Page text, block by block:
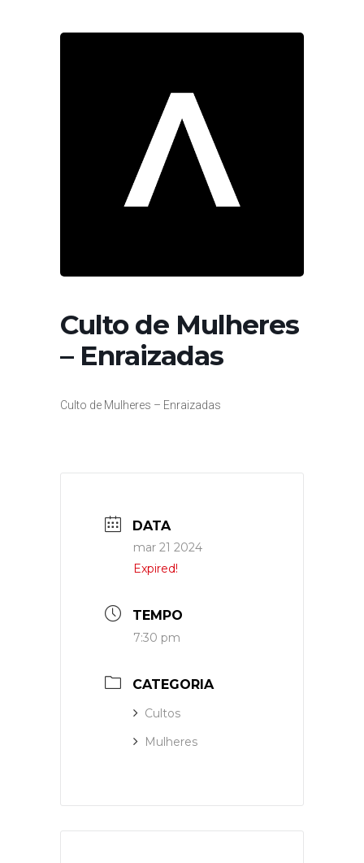
Culto de Mulheres
– Enraizadas
Culto de Mulheres – Enraizadas
DATA
mar 21 2024
Expired!
TEMPO
7:30 pm
CATEGORIA
Cultos
Mulheres